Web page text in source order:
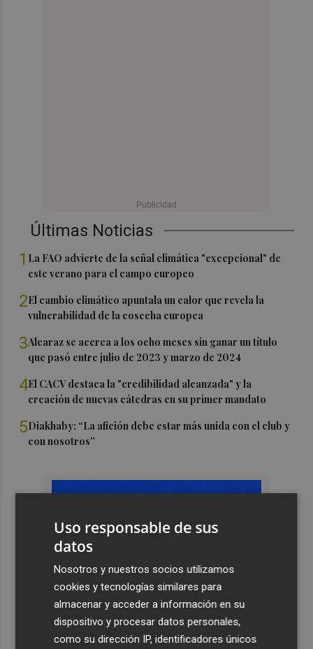
Últimas Noticias
1 La FAO advierte de la señal climática "excepcional" de
este verano para el campo europeo
2El cambio climático apuntala un calor que revela la
vulnerabilidad de la cosecha europea
3Alcaraz se acerca a los ocho meses sin ganar un título
que pasó entre julio de 2023 y marzo de 2024
4El CACV destaca la "credibilidad alcanzada" y la
creación de nuevas cátedras en su primer mandato
5Diakhaby: “La afición debe estar más unida con el club y
con nosotros”
Uso responsable de sus
datos
Nosotros y nuestros socios utilizamos
cookies y tecnologías similares para
almacenar y acceder a información en su
dispositivo y procesar datos personales,
como su dirección IP, identificadores únicos